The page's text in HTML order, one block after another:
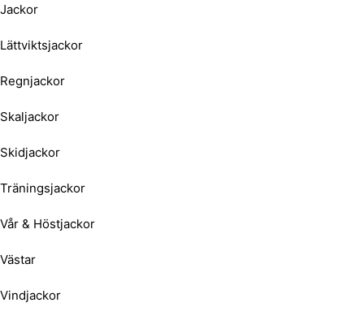
Jackor
Lättviktsjackor
Regnjackor
Skaljackor
Skidjackor
Träningsjackor
Vår & Höstjackor
Västar
Vindjackor